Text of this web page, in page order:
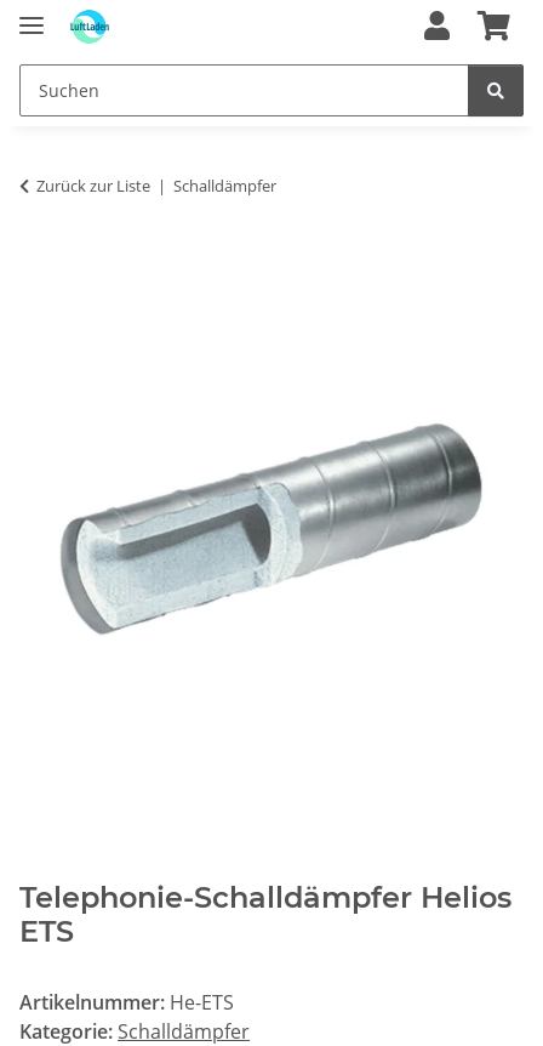
Zurück zur Liste Schalldämpfer
Telephonie-Schalldämpfer Helios
ETS
Artikelnummer: He-ETS
Kategorie: Schalldämpfer